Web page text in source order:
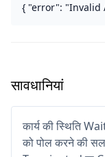
{ "error": "Invalid
सावधानियां
कार्य की स्थिति
को पोल करने की